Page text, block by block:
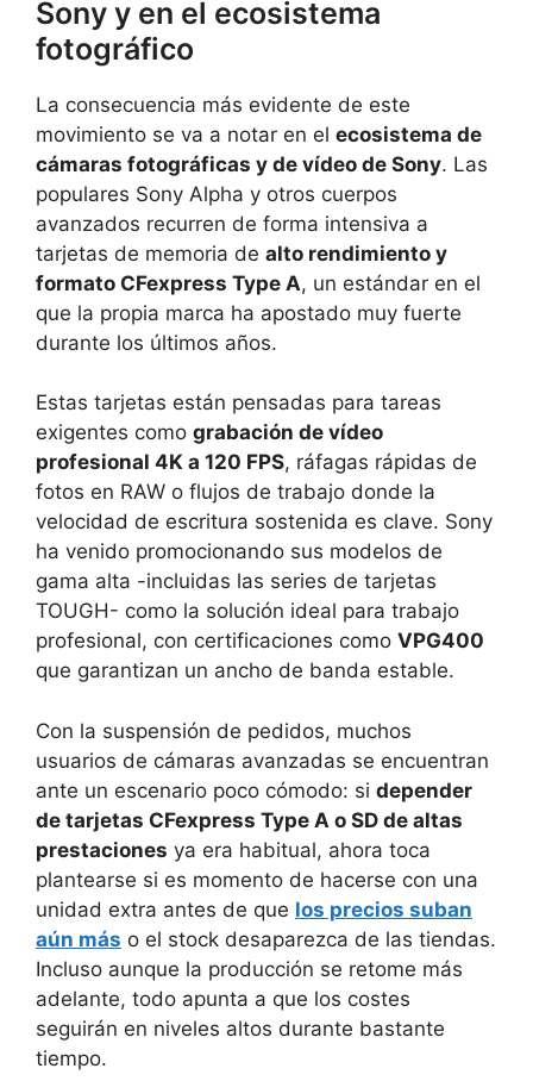
Sony y en el ecosistema
fotográfico
La consecuencia más evidente de este
movimiento se va a notar en el ecosistema de
cámaras fotográficas y de vídeo de Sony. Las
populares Sony Alpha y otros cuerpos
avanzados recurren de forma intensiva a
tarjetas de memoria de alto rendimiento y
formato CFexpress Type A, un estándar en el
que la propia marca ha apostado muy fuerte
durante los últimos años.
Estas tarjetas están pensadas para tareas
exigentes como grabación de vídeo
profesional 4K a 120 FPS, ráfagas rápidas de
fotos en RAW o flujos de trabajo donde la
velocidad de escritura sostenida es clave. Sony
ha venido promocionando sus modelos de
gama alta -incluidas las series de tarjetas
TOUGH- como la solución ideal para trabajo
profesional, con certificaciones como VPG400
que garantizan un ancho de banda estable.
Con la suspensión de pedidos, muchos
usuarios de cámaras avanzadas se encuentran
ante un escenario poco cómodo: si depender
de tarjetas CFexpress Type A o SD de altas
prestaciones ya era habitual, ahora toca
plantearse si es momento de hacerse con una
unidad extra antes de que los precios suban
aún más o el stock desaparezca de las tiendas.
Incluso aunque la producción se retome más
adelante, todo apunta a que los costes
seguirán en niveles altos durante bastante
tiempo.